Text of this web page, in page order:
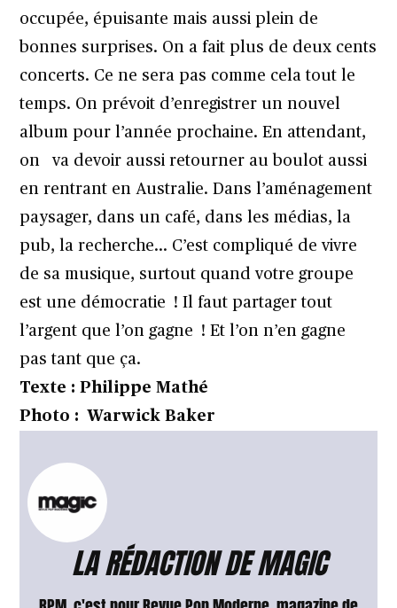
occupée, épuisante mais aussi plein de
bonnes surprises. On a fait plus de deux cents
concerts. Ce ne sera pas comme cela tout le
temps. On prévoit d’enregistrer un nouvel
album pour l’année prochaine. En attendant,
on va devoir aussi retourner au boulot aussi
en rentrant en Australie. Dans l’aménagement
paysager, dans un café, dans les médias, la
pub, la recherche… C’est compliqué de vivre
de sa musique, surtout quand votre groupe
est une démocratie ! Il faut partager tout
l’argent que l’on gagne ! Et l’on n’en gagne
pas tant que ça.
Texte : Philippe Mathé
Photo : Warwick Baker
LA RÉDACTION DE MAGIC